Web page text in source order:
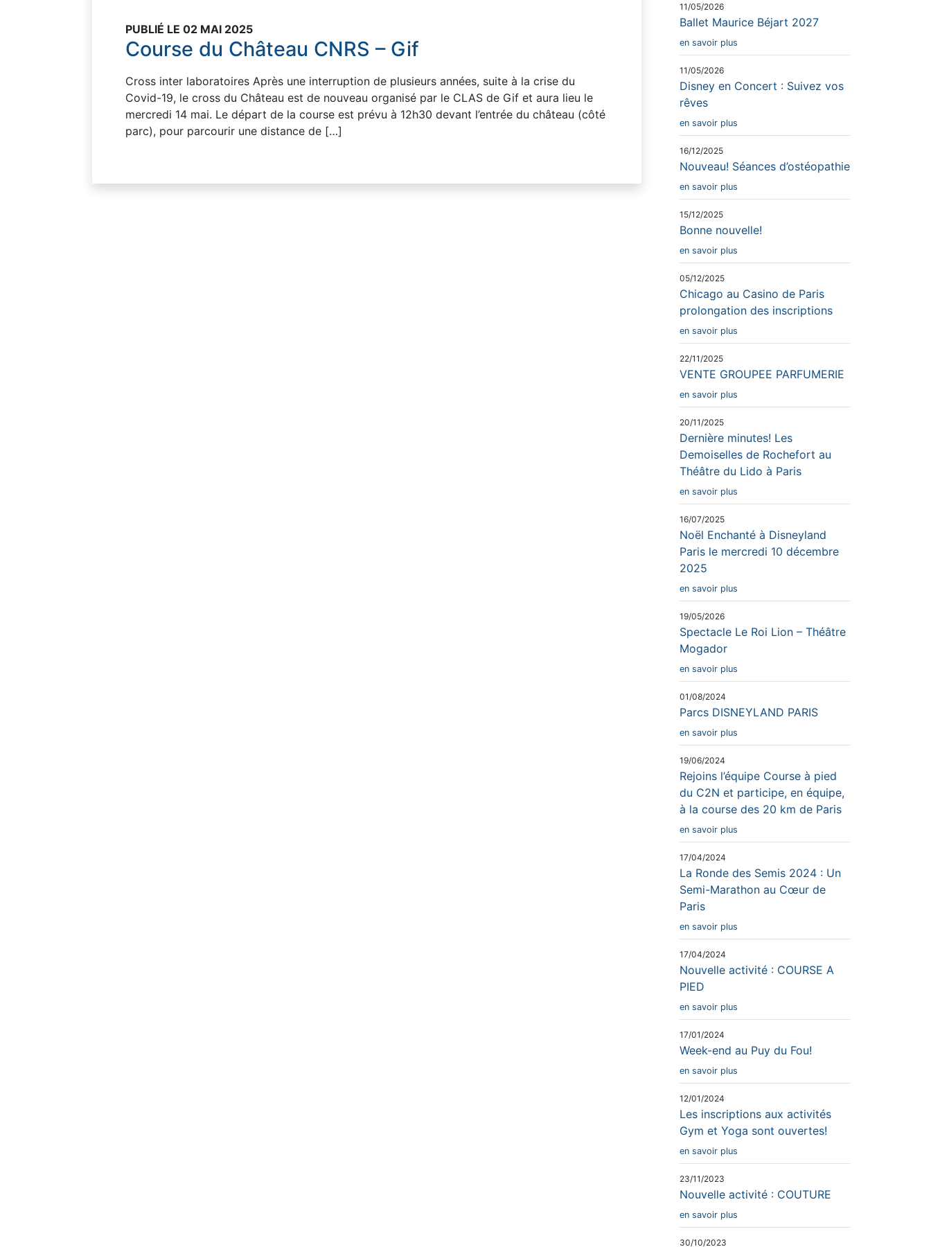
PUBLIÉ LE 02 MAI 2025
Course du Château CNRS – Gif
Cross inter laboratoires Après une interruption de plusieurs années, suite à la crise du
Covid-19, le cross du Château est de nouveau organisé par le CLAS de Gif et aura lieu le
mercredi 14 mai. Le départ de la course est prévu à 12h30 devant l’entrée du château (côté
parc), pour parcourir une distance de […]
11/05/2026
Ballet Maurice Béjart 2027
en savoir plus
11/05/2026
Disney en Concert : Suivez vos
rêves
en savoir plus
16/12/2025
Nouveau! Séances d’ostéopathie
en savoir plus
15/12/2025
Bonne nouvelle!
en savoir plus
05/12/2025
Chicago au Casino de Paris
prolongation des inscriptions
en savoir plus
22/11/2025
VENTE GROUPEE PARFUMERIE
en savoir plus
20/11/2025
Dernière minutes! Les
Demoiselles de Rochefort au
Théâtre du Lido à Paris
en savoir plus
16/07/2025
Noël Enchanté à Disneyland
Paris le mercredi 10 décembre
2025
en savoir plus
19/05/2026
Spectacle Le Roi Lion – Théâtre
Mogador
en savoir plus
01/08/2024
Parcs DISNEYLAND PARIS
en savoir plus
19/06/2024
Rejoins l’équipe Course à pied
du C2N et participe, en équipe,
à la course des 20 km de Paris
en savoir plus
17/04/2024
La Ronde des Semis 2024 : Un
Semi-Marathon au Cœur de
Paris
en savoir plus
17/04/2024
Nouvelle activité : COURSE A
PIED
en savoir plus
17/01/2024
Week-end au Puy du Fou!
en savoir plus
12/01/2024
Les inscriptions aux activités
Gym et Yoga sont ouvertes!
en savoir plus
23/11/2023
Nouvelle activité : COUTURE
en savoir plus
30/10/2023